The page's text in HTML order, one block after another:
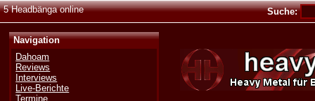
5 Headbänga online Suche:
Navigation
Dahoam
Reviews
Interviews
Live-Berichte
Termine